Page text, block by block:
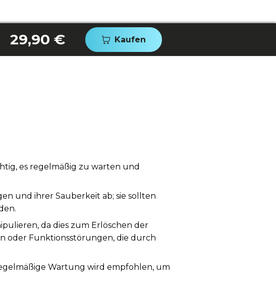
29,90 € Kaufen
es regelmäßig zu warten und
und ihrer Sauberkeit ab; sie sollten
da dies zum Erlöschen der
oder Funktionsstörungen, die durch
Wartung wird empfohlen, um